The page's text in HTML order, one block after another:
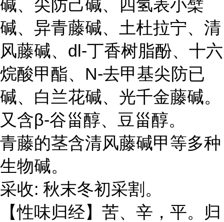
碱、尖防己碱、四氢表小檗
碱、异青藤碱、土杜拉宁、 清
风藤碱、 dl-丁香树脂酚、十六
烷酸甲酯、 N-去甲基尖防已
碱、白兰花碱、光千金藤碱。
又含β-谷甾醇、豆甾醇。
青藤的茎含清风藤碱甲等多种
生物碱。
采收: 秋末冬初采割。
【性味归经】苦、辛，平。归